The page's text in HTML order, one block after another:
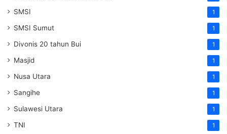
SMSI 1
SMSI Sumut 1
Divonis 20 tahun Bui 1
Masjid 1
Nusa Utara 1
Sangihe 1
Sulawesi Utara 1
TNI 1